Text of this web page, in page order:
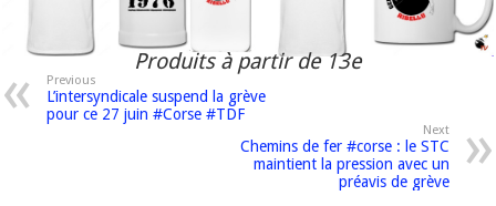
Produits à partir de 13e
Previous
L’intersyndicale suspend la grève
pour ce 27 juin #Corse #TDF
Next
Chemins de fer #corse : le STC
maintient la pression avec un
préavis de grève